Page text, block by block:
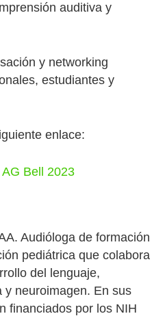
auditiva y
y networking
estudiantes y
enlace:
Bell 2023
Audióloga de formación
pediátrica que colabora
del lenguaje,
neuroimagen. En sus
financiados por los NIH